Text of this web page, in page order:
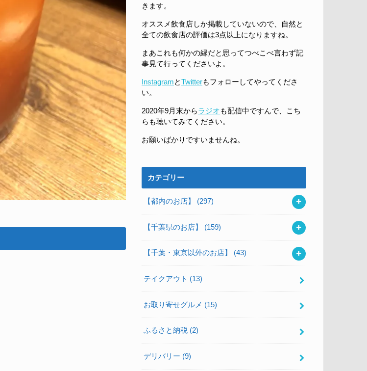
きます。
オススメ飲食店しか掲載していないので、自然と
全ての飲食店の評価は3点以上になりますね。
まあこれも何かの縁だと思ってつべこべ言わず記
事見て行ってくださいよ。
InstagramとTwitterもフォローしてやってくださ
い。
2020年9月末からラジオも配信中ですんで、こち
らも聴いてみてください。
お願いばかりですいませんね。
カテゴリー
【都内のお店】 (297)
【千葉県のお店】 (159)
【千葉・東京以外のお店】 (43)
テイクアウト (13)
お取り寄せグルメ (15)
ふるさと納税 (2)
デリバリー (9)